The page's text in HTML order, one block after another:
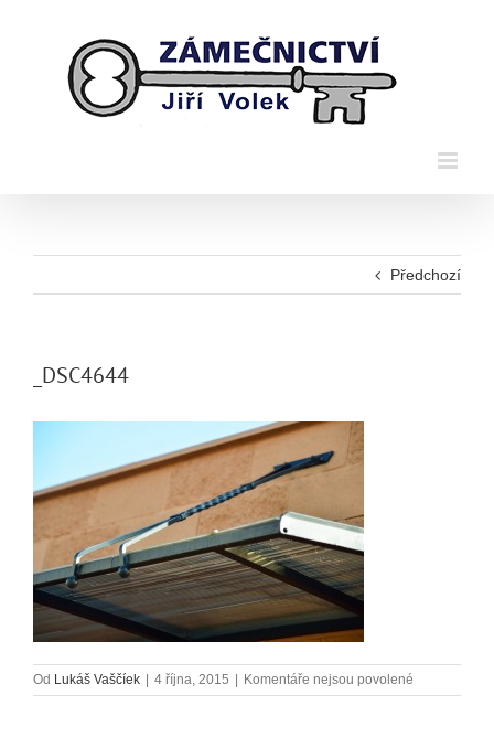
Předchozí
_DSC4644
Od Lukáš Vaščíek 4 října, 2015 Komentáře nejsou povolené
textu